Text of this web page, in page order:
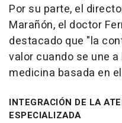
Por su parte, el
Marañón, el doctor
destacado que "la
valor cuando se une
medicina basada en
INTEGRACIÓN DE LA
ESPECIALIZADA